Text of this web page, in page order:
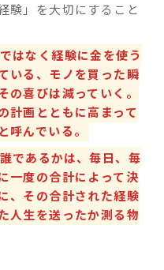
験」を大切にすること
はなく経験に金を使う
いる、モノを買った瞬
喜びは減っていく。
計画とともに高まって
んでいる。
であるかは、毎日、毎
一度の合計によって決
、その合計された経験
人生を送ったか測る物